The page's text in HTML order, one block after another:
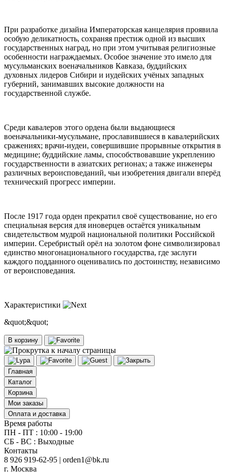
При разработке дизайна Императорская канцелярия проявила
особую деликатность, сохраняя престиж одной из высших
государственных наград, но при этом учитывая религиозные
особенности награждаемых. Особое значение это имело для
мусульманских военачальников Кавказа, буддийских
духовных лидеров Сибири и иудейских учёных западных
губерний, занимавших высокие должности на
государственной службе.
Среди кавалеров этого ордена были выдающиеся
военачальники-мусульмане, прославившиеся в кавалерийских
сражениях; врачи-иудеи, совершившие прорывные открытия в
медицине; буддийские ламы, способствовавшие укреплению
государственности в азиатских регионах; а также инженеры
различных вероисповеданий, чьи изобретения двигали вперёд
технический прогресс империи.
После 1917 года орден прекратил своё существование, но его
специальная версия для иноверцев остаётся уникальным
свидетельством мудрой национальной политики Российской
империи. Серебристый орёл на золотом фоне символизировал
единство многонационального государства, где заслуги
каждого подданного оценивались по достоинству, независимо
от вероисповедания.
Характеристики
&quot;&quot;
В корзину
Главная
Каталог
Корзина
Мои заказы
Оплата и доставка
Время работы
ПН - ПТ : 10:00 - 19:00
СБ - ВС : Выходные
Контакты
8 926 919-62-95 | orden1@bk.ru
г. Москва